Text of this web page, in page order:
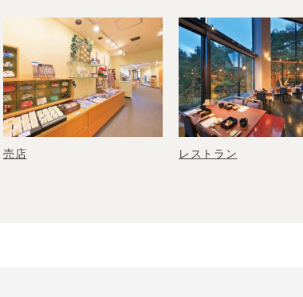
売店 レストラン